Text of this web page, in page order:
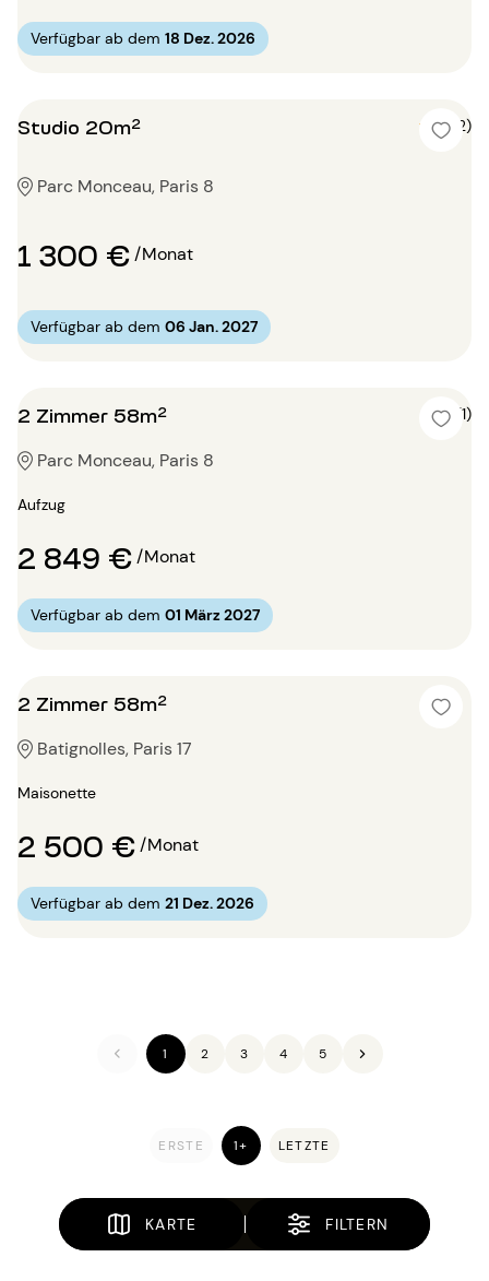
Verfügbar ab dem 18 Dez. 2026
Studio 20m² 4 (2)
Parc Monceau, Paris 8
1 300 €/Monat
Verfügbar ab dem 06 Jan. 2027
2 Zimmer 58m² 5 (1)
Parc Monceau, Paris 8
Aufzug
2 849 €/Monat
Verfügbar ab dem 01 März 2027
2 Zimmer 58m²
Batignolles, Paris 17
Maisonette
2 500 €/Monat
Verfügbar ab dem 21 Dez. 2026
1 2 3 4 5
ERSTE 1+ LETZTE
KARTE FILTERN